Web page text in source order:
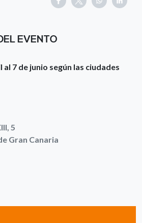
EVENTO
al 7 de junio según las ciudades
5
Gran Canaria